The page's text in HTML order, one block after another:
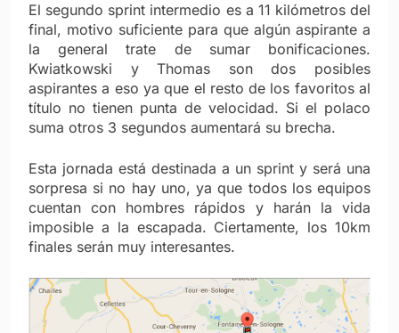
El segundo sprint intermedio es a 11 kilómetros del
final, motivo suficiente para que algún aspirante a
la general trate de sumar bonificaciones.
Kwiatkowski y Thomas son dos posibles
aspirantes a eso ya que el resto de los favoritos al
título no tienen punta de velocidad. Si el polaco
suma otros 3 segundos aumentará su brecha.
Esta jornada está destinada a un sprint y será una
sorpresa si no hay uno, ya que todos los equipos
cuentan con hombres rápidos y harán la vida
imposible a la escapada. Ciertamente, los 10km
finales serán muy interesantes.